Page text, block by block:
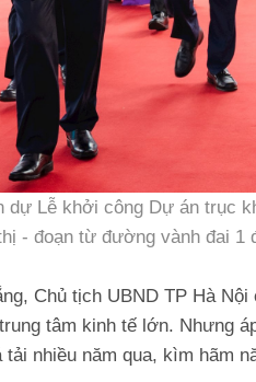
dự Lễ khởi công Dự án trục
- đoạn từ đường vành đai 1
Chủ tịch UBND TP Hà
tâm kinh tế lớn. Nhưng
tải nhiều năm qua, kìm hãm